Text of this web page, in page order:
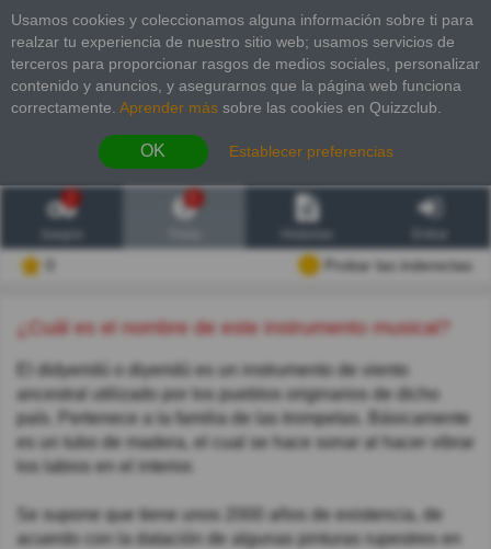
Usamos cookies y coleccionamos alguna información sobre ti para
realzar tu experiencia de nuestro sitio web; usamos servicios de
terceros para proporcionar rasgos de medios sociales, personalizar
contenido y anuncios, y asegurarnos que la página web funciona
correctamente. Aprender más sobre las cookies en Quizzclub.
OK Establecer preferencias
2
Probar las inderectas
¿Cuál es el nombre de este instrumento musical?
El didyeridú o diyeridú es un instrumento de viento
ancestral utilizado por los pueblos originarios de dicho
país. Pertenece a la familia de las trompetas. Básicamente
es un tubo de madera, el cual se hace sonar al hacer vibrar
los labios en el interior.
Se supone que tiene unos 2000 años de existencia,​ de
acuerdo con la datación de algunas pinturas rupestres en